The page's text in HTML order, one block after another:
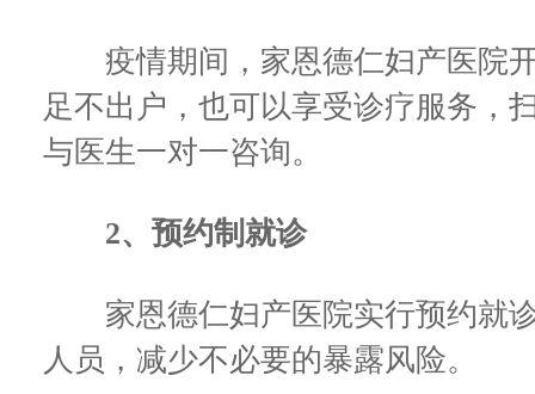
疫情期间，家恩德仁妇产医院开
足不出户，也可以享受诊疗服务，
与医生一对一咨询。
2、预约制就诊
家恩德仁妇产医院实行预约就诊
人员，减少不必要的暴露风险。